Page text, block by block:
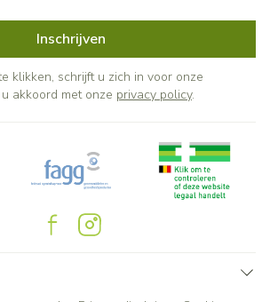
Inschrijven
klikken, schrijft u zich in voor onze
akkoord met onze privacy policy.